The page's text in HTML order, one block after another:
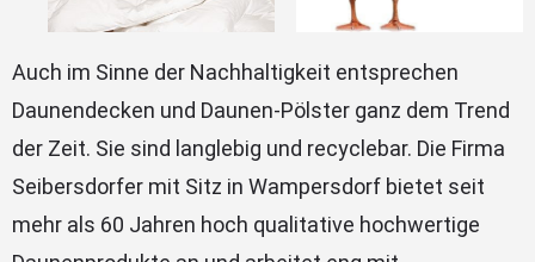
Auch im Sinne der Nachhaltigkeit entsprechen
Daunendecken und Daunen-Pölster ganz dem Trend
der Zeit. Sie sind langlebig und recyclebar. Die Firma
Seibersdorfer mit Sitz in Wampersdorf bietet seit
mehr als 60 Jahren hoch qualitative hochwertige